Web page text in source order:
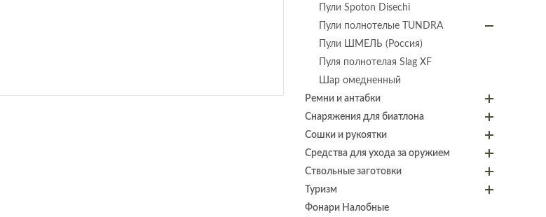
Пули Spoton Disechi
Пули полнотелые TUNDRA
Пули ШМЕЛЬ (Россия)
Пуля полнотелая Slag XF
Шар омедненный
Ремни и антабки
Снаряжения для биатлона
Сошки и рукоятки
Средства для ухода за оружием
Ствольные заготовки
Туризм
Фонари Налобные